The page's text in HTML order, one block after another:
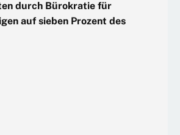
durch Bürokratie für
auf sieben Prozent des